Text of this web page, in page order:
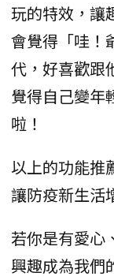
玩的特效，讓
會覺得「哇！
代，好喜歡跟
覺得自己變年
啦！
以上的功能推
讓防疫新生活
若你是有愛心
興趣成為我們